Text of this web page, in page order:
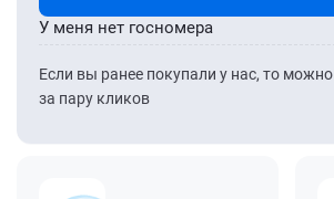
Если вы ранее покупали у нас, то можно
за пару кликов
У меня нет госномера